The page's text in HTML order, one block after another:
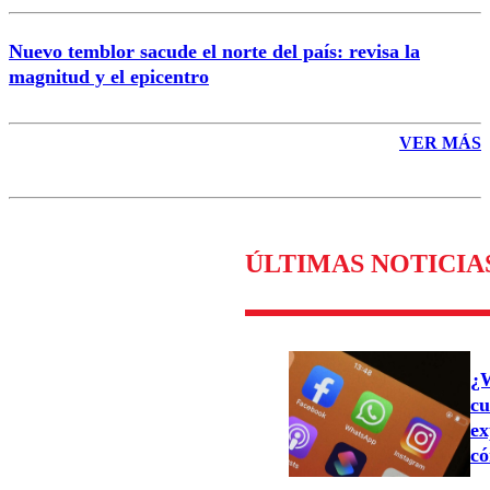
Nuevo temblor sacude el norte del país: revisa la
magnitud y el epicentro
VER MÁS
ÚLTIMAS